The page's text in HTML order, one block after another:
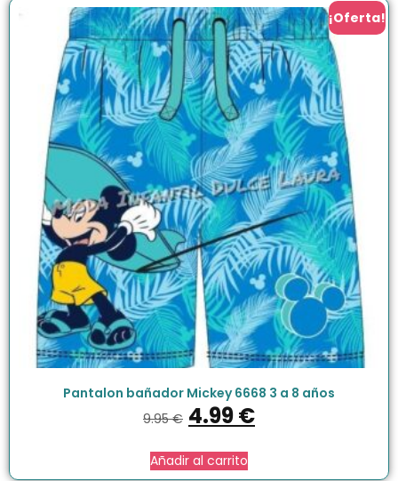
¡Oferta!
Pantalon bañador Mickey 6668 3 a 8 años
9.95€ 4.99€
Añadir al carrito